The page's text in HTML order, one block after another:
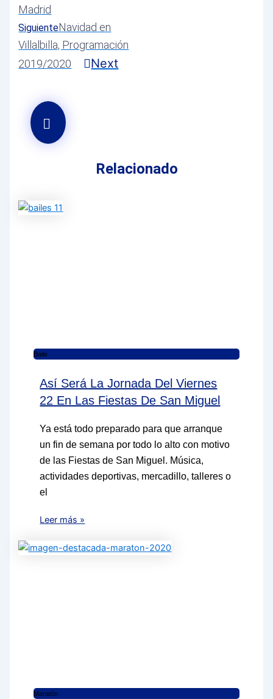
Madrid
SiguienteNavidad en
Villalbilla, Programación
2019/2020
Next
Relacionado
Baile
Así Será La Jornada Del Viernes
22 En Las Fiestas De San Miguel
Ya está todo preparado para que arranque
un fin de semana por todo lo alto con motivo
de las Fiestas de San Miguel. Música,
actividades deportivas, mercadillo, talleres o
el
Leer más »
Maratón